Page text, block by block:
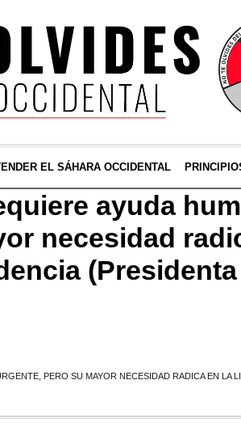
EL SÁHARA OCCIDENTAL
ayuda
necesidad
PERO SU MAYOR NECESIDAD RADICA EN LA